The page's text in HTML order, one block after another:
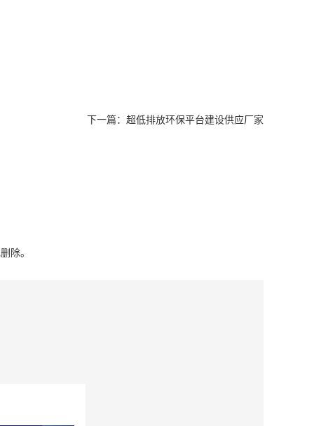
下一篇： 超低排放环保平台建设供应厂家
除。